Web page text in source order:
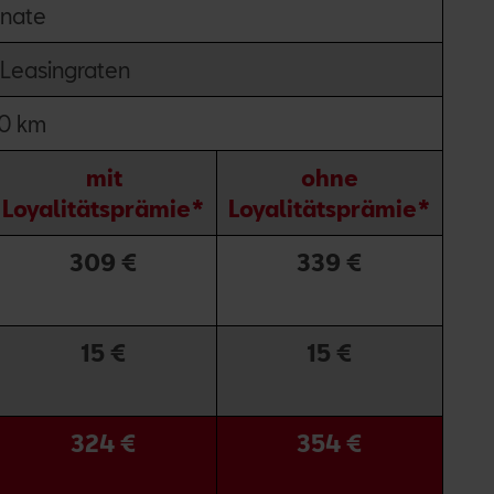
km
mit
Loyalitätsprämie*
ohne
Loyalitätsprämie*
309 € 339 €
15 € 15 €
324 € 354 €